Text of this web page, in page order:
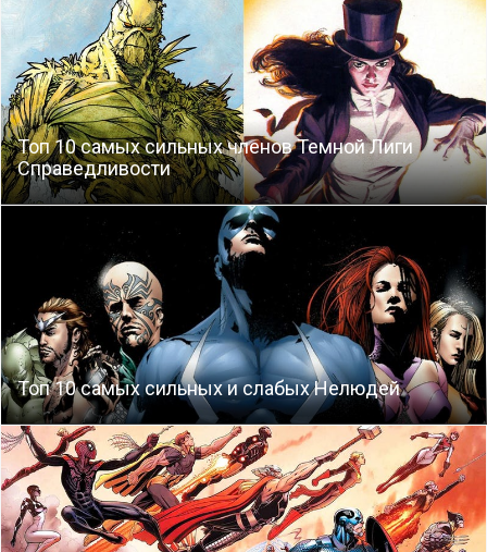
Топ 10 самых сильных членов Темной Лиги
Справедливости
Топ 10 самых сильных и слабых Нелюдей